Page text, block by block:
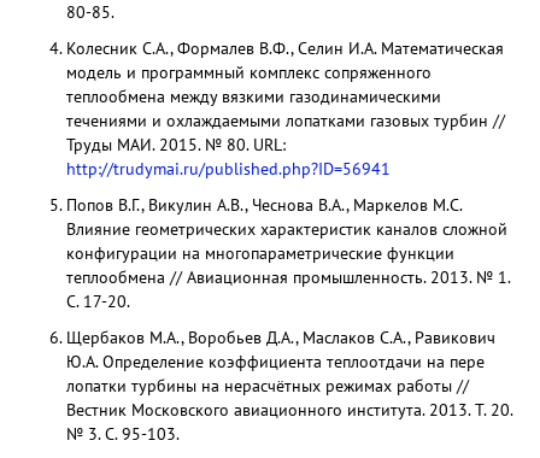
80-85.
Колесник С.А., Формалев В.Ф., Селин И.А. Математическая
модель и программный комплекс сопряженного
теплообмена между вязкими газодинамическими
течениями и охлаждаемыми лопатками газовых турбин //
Труды МАИ. 2015. № 80. URL:
http://trudymai.ru/published.php?ID=56941
Попов В.Г., Викулин А.В., Чеснова В.А., Маркелов М.С.
Влияние геометрических характеристик каналов сложной
конфигурации на многопараметрические функции
теплообмена // Авиационная промышленность. 2013. № 1.
С. 17-20.
Щербаков М.А., Воробьев Д.А., Маслаков С.А., Равикович
Ю.А. Определение коэффициента теплоотдачи на пере
лопатки турбины на нерасчётных режимах работы //
Вестник Московского авиационного института. 2013. Т. 20.
№ 3. С. 95-103.